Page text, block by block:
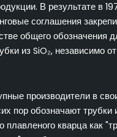
В результате в
соглашения
общего обозначения
из SiO₂, независимо
производители в
пор обозначают трубки
плавленого кварца как